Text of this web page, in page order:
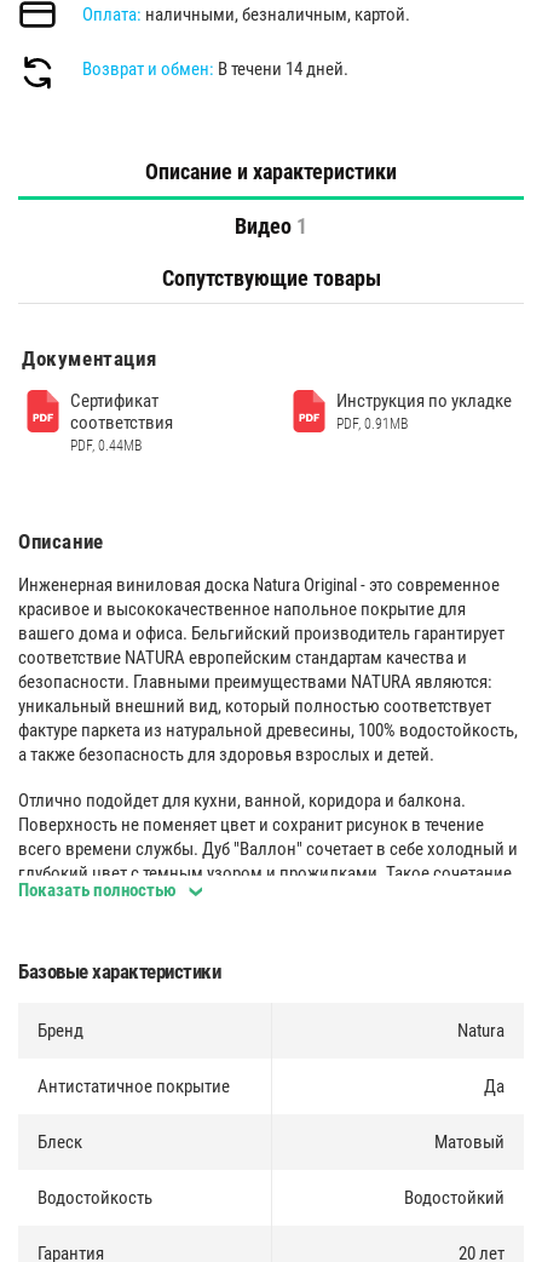
Оплата: наличными, безналичным, картой.
Возврат и обмен: В течени 14 дней.
Описание и характеристики
Видео 1
Сопутствующие товары
Документация
Сертификат
соответствия
PDF, 0.44MB
Инструкция по укладке
PDF, 0.91MB
Описание
Инженерная виниловая доска Natura Original - это современное
красивое и высококачественное напольное покрытие для
вашего дома и офиса. Бельгийский производитель гарантирует
cоответствие NATURA европейским стандартам качества и
безопасности. Главными преимуществами NATURA являются:
уникальный внешний вид, который полностью соответствует
фактуре паркета из натуральной древесины, 100% водостойкость,
а также безопасность для здоровья взрослых и детей.
Отлично подойдет для кухни, ванной, коридора и балкона.
Поверхность не поменяет цвет и сохранит рисунок в течение
всего времени службы. Дуб "Валлон" сочетает в себе холодный и
глубокий цвет с темным узором и прожилками. Такое сочетание
отлично подойдет для теплого и холодного оформления
Полиуретановый защитный слой обеспечивает высокую
повышенной влажностью - ванных комнатах, кухнях, лоджиях.
Показать полностью
Базовые характеристики
Бренд Natura
Антистатичное покрытие Да
Блеск Матовый
Водостойкость Водостойкий
Гарантия 20 лет